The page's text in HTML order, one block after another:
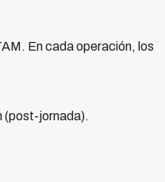
En cada operación, los
(post-jornada).